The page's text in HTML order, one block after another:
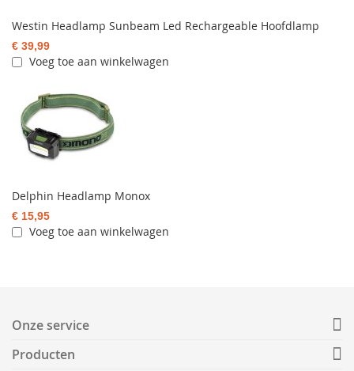
Westin Headlamp Sunbeam Led Rechargeable Hoofdlamp
€ 39,99
Voeg toe aan winkelwagen
Delphin Headlamp Monox
€ 15,95
Voeg toe aan winkelwagen
Onze service
Producten